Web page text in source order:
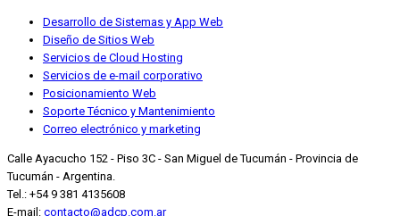
Desarrollo de Sistemas y App Web
Diseño de Sitios Web
Servicios de Cloud Hosting
Servicios de e-mail corporativo
Posicionamiento Web
Soporte Técnico y Mantenimiento
Correo electrónico y marketing
Calle Ayacucho 152 - Piso 3C - San Miguel de Tucumán - Provincia de
Tucumán - Argentina.
Tel.: +54 9 381 4135608
E-mail: contacto@adcp.com.ar